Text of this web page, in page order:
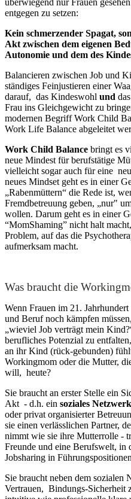
überwiegend nur Frauen
entgegen zu setzen:
Kein schmerzender Spagat,
Akt zwischen dem eigenen
Autonomie und dem des
Balancieren zwischen Job und
ständiges Feinjustieren einer
darauf, das Kindeswohl und
Frau ins Gleichgewicht zu
modernen Begriff Work Child
Work Life Balance abgeleitet
Work Child Balance bringt es
neue Mindest für berufstätige
vielleicht sogar auch für eine
neues Mindset geht es in einer
„Rabenmüttern“ die Rede ist,
Fremdbetreuung geben, „nur"
wollen. Darum geht es in einer
“MomShaming” nicht halt
Problem, auf das die
aufmerksam macht.
Was braucht die
Wenn Frauen im 21.
und Beruf noch kämpfen
„wieviel Job verträgt mein
berufliches Potenzial zu
an ihr Kind (rück-gebunden)
Workingmom oder die Mutter,
will, heute?
Sie braucht an erster Stelle ein
Akt - d.h. ein soziales Netzwerk
oder privat organisierter
sie einen verlässlichen Partner,
nimmt wie sie ihre Mutterrolle -
Freunde und eine Berufswelt, in
Jobsharing in
Sie braucht neben dem sozialen
Vertrauen, Bindungs-Sicherheit